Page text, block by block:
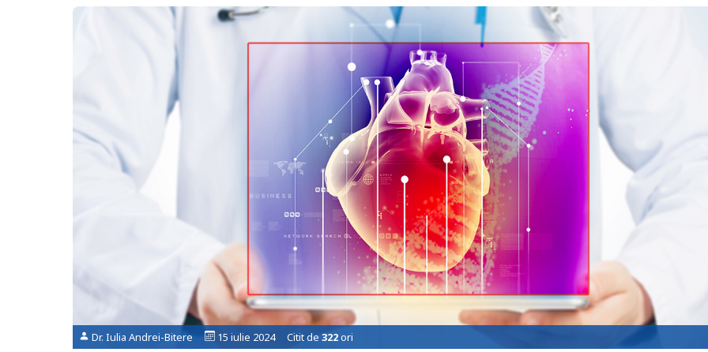
Dr. Iulia Andrei-Bitere 15 iulie 2024 Citit de 322ori